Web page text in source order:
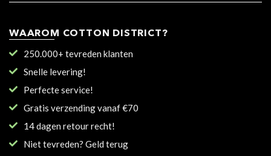
WAAROM COTTON DISTRICT?
250.000+ tevreden klanten
Snelle levering!
Perfecte service!
Gratis verzending vanaf €70
14 dagen retour recht!
Niet tevreden? Geld terug